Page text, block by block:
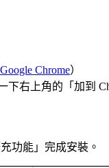
Chrome）
下右上角的「加到
功能」完成安裝。